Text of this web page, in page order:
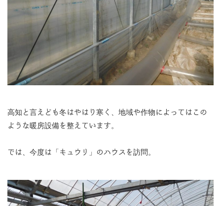
高知と言えども冬はやはり寒く、地域や作物によってはこの
ような暖房設備を整えています。
では、今度は「キュウリ」のハウスを訪問。